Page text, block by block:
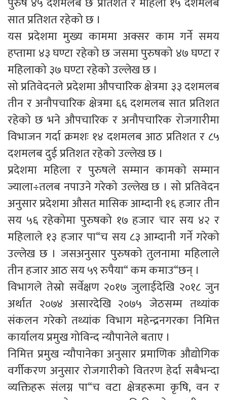
सात प्रतिशत रहेको छ ।
यस प्रदेशमा मुख्य काममा अक्सर काम गर्ने समय
हप्तामा ४३ घण्टा रहेको छ जसमा पुरुषको ४७ घण्टा र
महिलाको ३७ घण्टा रहेको उल्लेख छ ।
सो प्रतिवेदनले प्रदेशमा औपचारिक क्षेत्रमा ३३ दशमलब
तीन र अनौपचारिक क्षेत्रमा ६६ दशमलब सात प्रतिशत
रहेको छ भने औपचारिक र अनौपचारिक रोजगारीमा
विभाजन गर्दा क्रमशः १४ दशमलब आठ प्रतिशत र ८५
दशमलब दुई प्रतिशत रहेको उल्लेख छ ।
प्रदेशमा महिला र पुरुषले सम्मान कामको सम्मान
ज्याला÷तलब नपाउने गरेको उल्लेख छ । सो प्रतिवेदन
अनुसार प्रदेशमा औसत मासिक आम्दानी १६ हजार तीन
सय ५६ रहेकोमा पुरुषको १७ हजार चार सय ४२ र
महिलाले १३ हजार पा“च सय ८३ आम्दानी गर्ने गरेको
उल्लेख छ । जसअनुसार पुरुषको तुलनामा महिलाले
तीन हजार आठ सय ५९ रुपैया“ कम कमाउ“छन् ।
विभागले तेस्रो सर्वेक्षण २०१७ जुलाईदेखि २०१८ जुन
अर्थात २०७४ असारदेखि २०७५ जेठसम्म तथ्यांक
संकलन गरेको तथ्यांक विभाग महेन्द्रनगरका निमित्त
कार्यालय प्रमुख गोविन्द न्यौपानेले बताए ।
निमित्त प्रमुख न्यौपानेका अनुसार प्रमाणिक औद्योगिक
वर्गीकरण अनुसार रोजगारीको वितरण हेर्दा सबैभन्दा
व्यक्तिहरू संलग्न पा“च वटा क्षेत्रहरूमा कृषि, वन र